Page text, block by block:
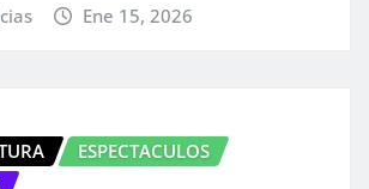
Ene 15, 2026
ESPECTACULOS